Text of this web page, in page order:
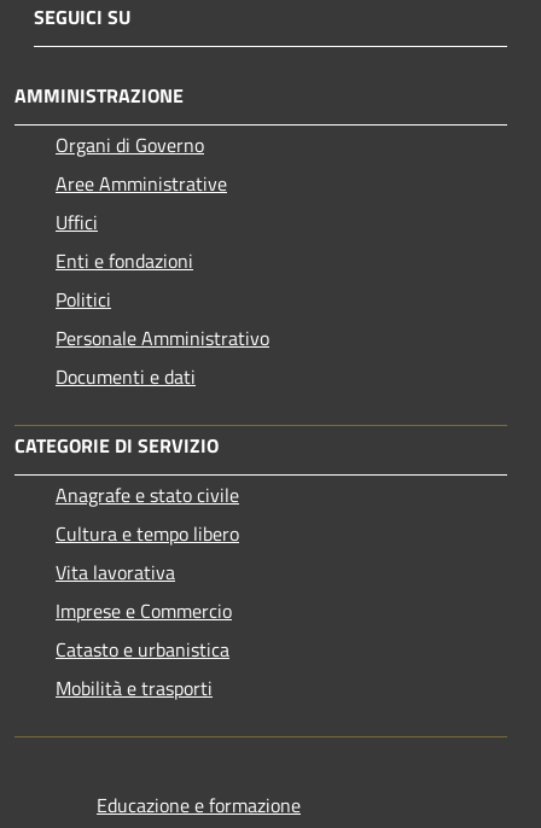
SEGUICI SU
AMMINISTRAZIONE
Organi di Governo
Aree Amministrative
Uffici
Enti e fondazioni
Politici
Personale Amministrativo
Documenti e dati
CATEGORIE DI SERVIZIO
Anagrafe e stato civile
Cultura e tempo libero
Vita lavorativa
Imprese e Commercio
Catasto e urbanistica
Mobilità e trasporti
Educazione e formazione